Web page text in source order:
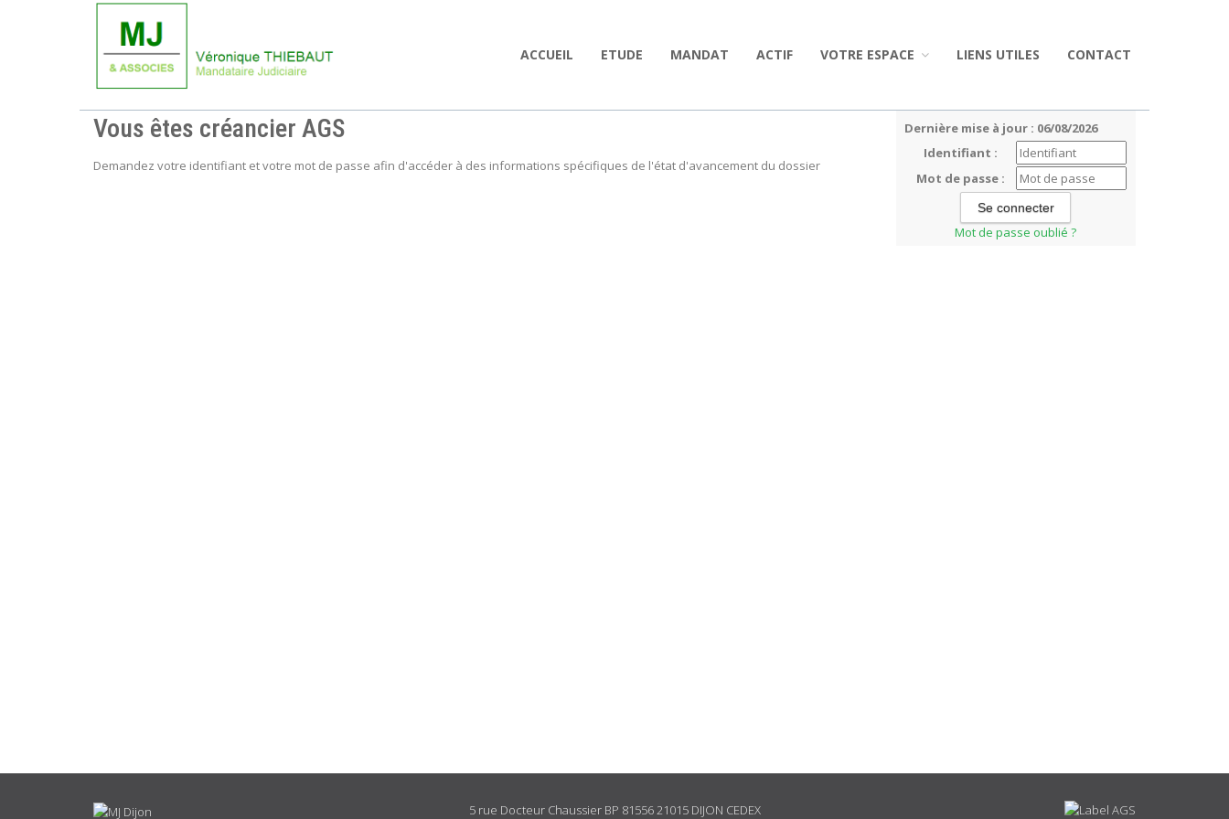
ACCUEIL ETUDE MANDAT ACTIF VOTRE ESPACE LIENS UTILES CONTACT
Dernière mise à jour : 06/08/2026
Identifiant :
Mot de passe :
Mot de passe oublié ?
Vous êtes créancier AGS
Demandez votre identifiant et votre mot de passe afin d'accéder à des informations spécifiques de l'état d'avancement du dossier
5 rue Docteur Chaussier BP 81556 21015 DIJON CEDEX